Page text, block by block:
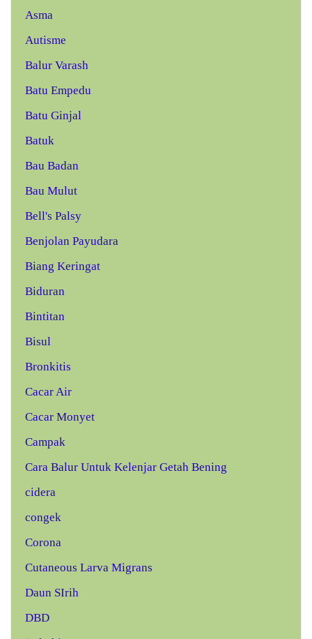
Asma
Autisme
Balur Varash
Batu Empedu
Batu Ginjal
Batuk
Bau Badan
Bau Mulut
Bell's Palsy
Benjolan Payudara
Biang Keringat
Biduran
Bintitan
Bisul
Bronkitis
Cacar Air
Cacar Monyet
Campak
Cara Balur Untuk Kelenjar Getah Bening
cidera
congek
Corona
Cutaneous Larva Migrans
Daun SIrih
DBD